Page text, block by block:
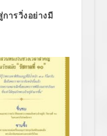
ารวิ่งอย่างมี